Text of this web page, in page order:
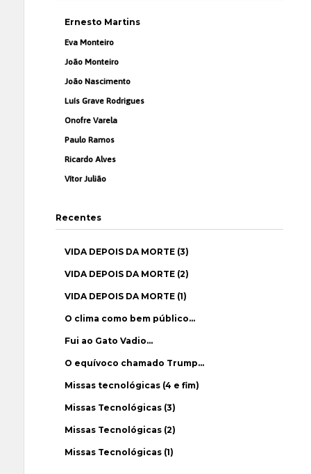
Ernesto Martins
Eva Monteiro
João Monteiro
João Nascimento
Luís Grave Rodrigues
Onofre Varela
Paulo Ramos
Ricardo Alves
Vítor Julião
Recentes
VIDA DEPOIS DA MORTE (3)
VIDA DEPOIS DA MORTE (2)
VIDA DEPOIS DA MORTE (1)
O clima como bem público…
Fui ao Gato Vadio…
O equívoco chamado Trump…
Missas tecnológicas (4 e fim)
Missas Tecnológicas (3)
Missas Tecnológicas (2)
Missas Tecnológicas (1)